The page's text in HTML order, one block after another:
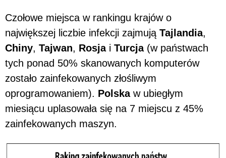
Czołowe miejsca w rankingu krajów o
największej liczbie infekcji zajmują Tajlandia,
Chiny, Tajwan, Rosjai Turcja(w państwach
tych ponad 50% skanowanych komputerów
zostało zainfekowanych złośliwym
oprogramowaniem). Polskaw ubiegłym
miesiącu uplasowała się na 7 miejscu z 45%
zainfekowanych maszyn.